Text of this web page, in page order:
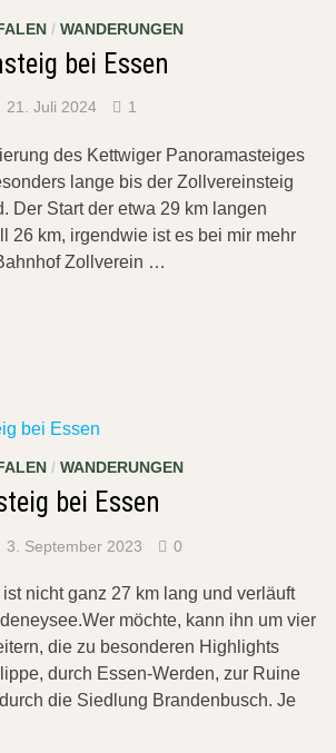
/ WANDERUNGEN
bei Essen
21. Juli 2024 1
des Kettwiger Panoramasteiges
lange bis der Zollvereinsteig
Der Start der etwa 29 km langen
26 km, irgendwie ist es bei mir mehr
Zollverein …
/ WANDERUNGEN
bei Essen
3. September 2023 0
nicht ganz 27 km lang und verläuft
möchte, kann ihn um vier
die zu besonderen Highlights
durch Essen-Werden, zur Ruine
die Siedlung Brandenbusch. Je